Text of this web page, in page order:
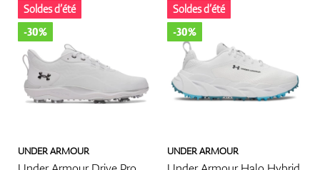
UNDER ARMOUR
Soldes d’été
-30%
UNDER ARMOUR
Soldes d’été
-30%